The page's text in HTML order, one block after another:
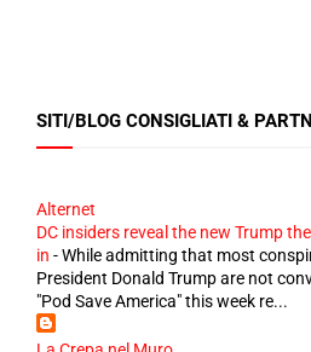
SITI/BLOG CONSIGLIATI &
Alternet
DC insiders reveal the new Trump
in -While admitting that most
President Donald Trump are not
"Pod Save America" this week re...